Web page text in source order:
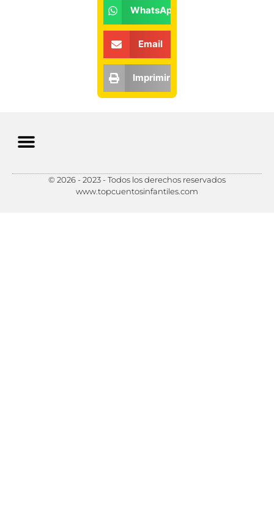
WhatsApp
Email
Imprimir
© 2026 - 2023 - Todos los derechos reservados
www.topcuentosinfantiles.com